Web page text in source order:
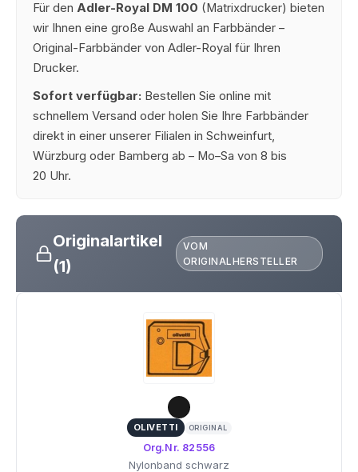
Für den Adler-Royal DM 100 (Matrixdrucker) bieten
wir Ihnen eine große Auswahl an Farbbänder –
Original-Farbbänder von Adler-Royal für Ihren
Drucker.
Sofort verfügbar: Bestellen Sie online mit
schnellem Versand oder holen Sie Ihre Farbbänder
direkt in einer unserer Filialen in Schweinfurt,
Würzburg oder Bamberg ab – Mo–Sa von 8 bis
20 Uhr.
Originalartikel
(1)
VOM
ORIGINALHERSTELLER
OLIVETTI ORIGINAL
Org.Nr. 82556
Nylonband schwarz